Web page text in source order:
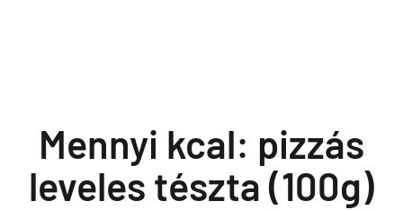
Mennyi kcal: pizzás
leveles tészta (100g)